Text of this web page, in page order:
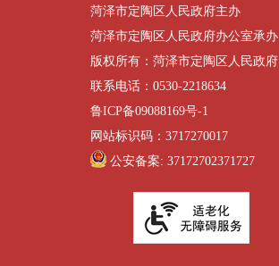
菏泽市定陶区人民政府主办
菏泽市定陶区人民政府办公室承办
版权所有：菏泽市定陶区人民政府
联系电话：0530-2218634
鲁ICP备09088169号-1
网站标识码：3717270017
公安备案: 37172702371727